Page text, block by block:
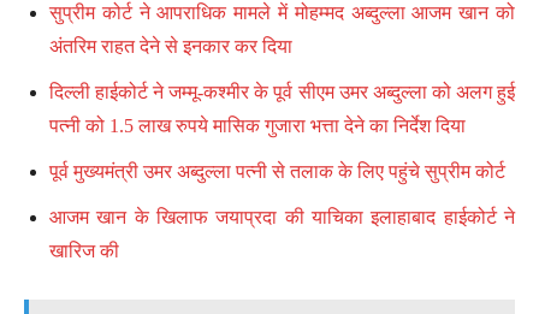
सुप्रीम कोर्ट ने आपराधिक मामले में मोहम्मद अब्दुल्ला आजम खान को
अंतरिम राहत देने से इनकार कर दिया
दिल्ली हाईकोर्ट ने जम्मू-कश्मीर के पूर्व सीएम उमर अब्दुल्ला को अलग हुई
पत्नी को 1.5 लाख रुपये मासिक गुजारा भत्ता देने का निर्देश दिया
पूर्व मुख्यमंत्री उमर अब्दुल्ला पत्नी से तलाक के लिए पहुंचे सुप्रीम कोर्ट
आजम खान के खिलाफ जयाप्रदा की याचिका इलाहाबाद हाईकोर्ट ने
खारिज की